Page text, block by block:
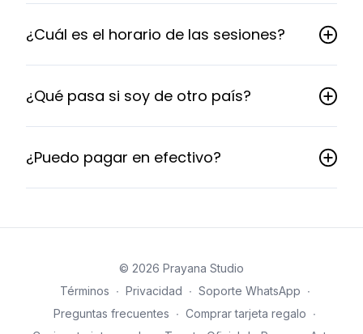
¿Cuál es el horario de las sesiones?
¿Qué pasa si soy de otro país?
¿Puedo pagar en efectivo?
© 2026 Prayana Studio
Términos ∙ Privacidad ∙ Soporte WhatsApp ∙
Preguntas frecuentes ∙ Comprar tarjeta regalo ∙